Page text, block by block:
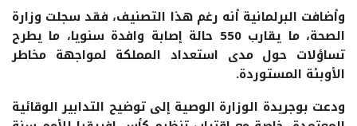
وأضافت البرلمانية أنه رغم هذا التصنيف، فقد سجلت وزارة
الصحة، ما يقارب 550 حالة إصابة وافدة سنويا، ما يطرح
تساؤلات حول مدى استعداد المملكة لمواجهة مخاطر
الأوبئة المستوردة.
ودعت بوجريدة الوزارة الوصية إلى توضيح التدابير الوقائية